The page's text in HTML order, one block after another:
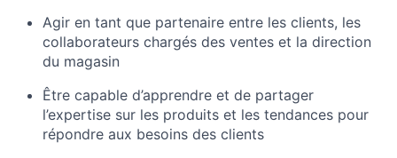
Agir en tant que partenaire entre les clients, les
collaborateurs chargés des ventes et la direction
du magasin
Être capable d’apprendre et de partager
l’expertise sur les produits et les tendances pour
répondre aux besoins des clients